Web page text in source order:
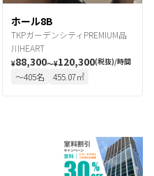
ホール8B
TKPガーデンシティPREMIUM品
川HEART
¥88,300〜¥120,300(税抜)/時間
〜405名 455.07㎡